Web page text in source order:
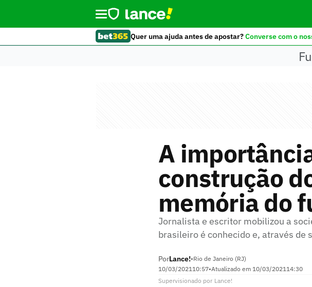
Quer uma ajuda antes de apostar?Converse com o
A
construção
memória do
Jornalista e escritor mobilizou a
brasileiro é conhecido e, através de
PorLance!•Rio de Janeiro (RJ)
10/03/202110:57•Atualizado em 10/03/202114:30
Supervisionado por Lance!